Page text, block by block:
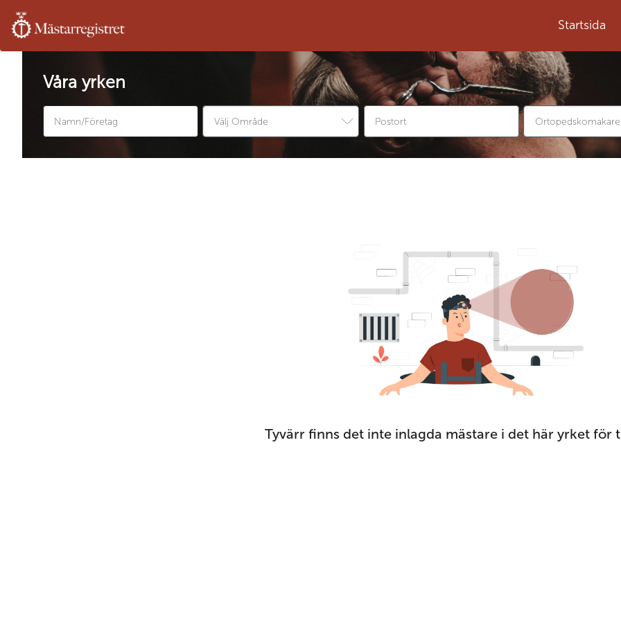
Startsida
Våra yrken
Tyvärr finns det inte inlagda mästare i det här yrket för